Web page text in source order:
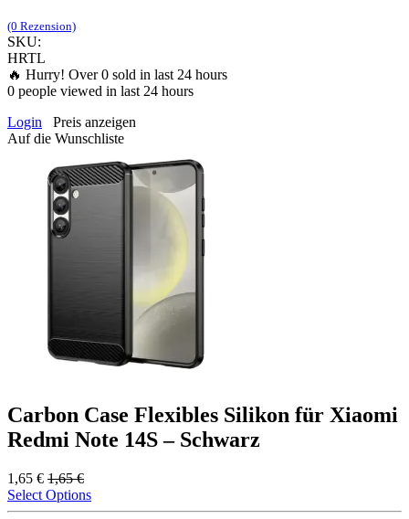
(0 Rezension)
SKU:
HRTL
🔥 Hurry! Over0 sold in last 24 hours
0 people viewed in last 24 hours
Login
Preis anzeigen
Auf die Wunschliste
Carbon Case Flexibles Silikon für Xiaomi
Redmi Note 14S – Schwarz
1,65 € 1,65€
Select Options